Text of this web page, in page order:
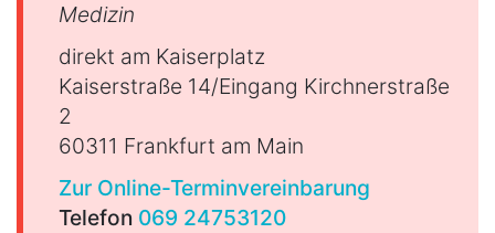
Medizin
direkt am Kaiserplatz
Kaiserstraße 14/Eingang Kirchnerstraße
2
60311 Frankfurt am Main
Zur Online-Terminvereinbarung
Telefon 069 24753120